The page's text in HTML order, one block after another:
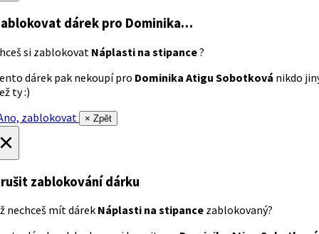
dárek pro Dominika…
si zablokovat Náplasti na stipance?
dárek pak nekoupí pro Dominika Atigu Sobotková nikdo
ty :)
zablokovat
× Zpět
zablokování dárku
nechceš mít dárek Náplasti na stipance zablokovaný?